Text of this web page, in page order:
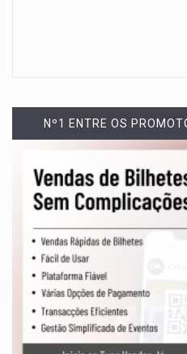
Nº1 ENTRE OS